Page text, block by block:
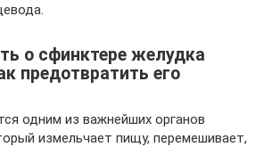
о сфинктере желудка
предотвратить его
одним из важнейших органов
измельчает пищу, перемешивает,